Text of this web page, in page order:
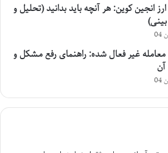
انجین کوین: هر آنچه باید بدانید (تحلیل و
معامله غیر فعال شده: راهنمای رفع مشکل و
آن